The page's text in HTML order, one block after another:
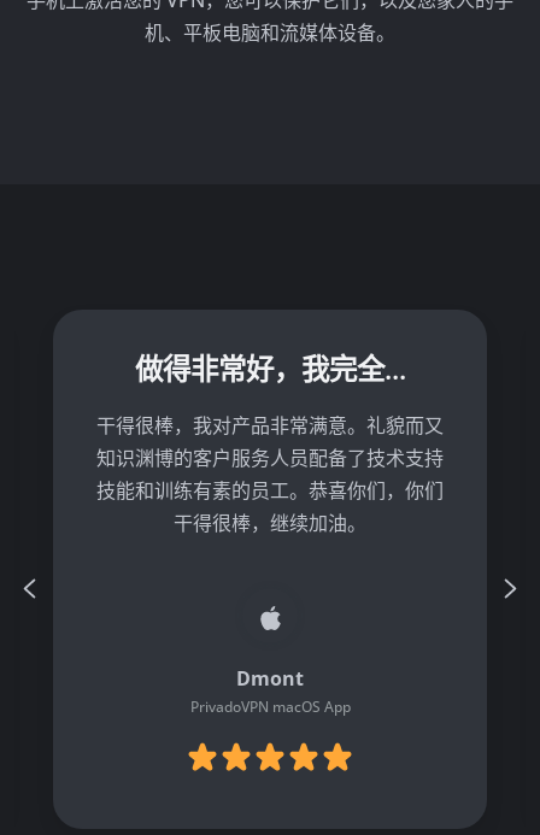
机、平板电脑和流媒体设备。
做得非常好，我完全...
干得很棒，我对产品非常满意。礼貌而又
知识渊博的客户服务人员配备了技术支持
技能和训练有素的员工。恭喜你们，你们
干得很棒，继续加油。
Dmont
PrivadoVPN macOS App